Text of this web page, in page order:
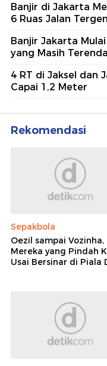
Banjir di Jakarta
6 Ruas Jalan
Banjir Jakarta
yang Masih
4 RT di Jaksel dan
Capai 1,2 Meter
Rekomendasi
Sepakbola
Oezil sampai Vozinha,
Mereka yang Pindah
Usai Bersinar di Piala